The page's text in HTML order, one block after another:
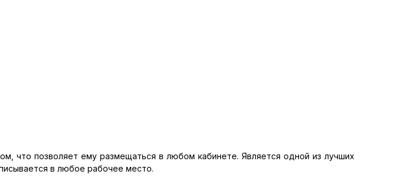
что позволяет ему размещаться в любом кабинете. Является одной из лучших
в любое рабочее место.